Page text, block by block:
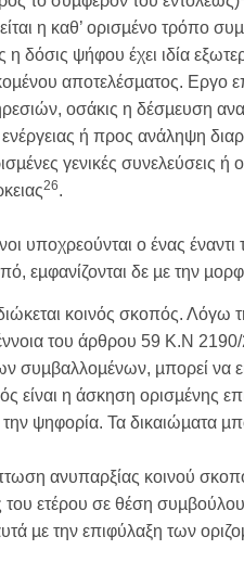
η καθ’ ορισµένο τρόπο
η δόσις ψήφου έχει ιδία
αποτελέσµατος.
οσάκις η δέσµευση
ενέργειας ή προς ανάληψη
γενικές
26.
υποχρεούνται ο ένας
εµφανίζονται δε µε την
κοινός σκοπός. Λόγω
του άρθρου 59 Κ.Ν
µπορεί να
η άσκηση ορισµένης
ψηφορία. Τα δικαιώµατα
ανυπαρξίας κοινού
ετέρου σε θέση
µε την επιφύλαξη των